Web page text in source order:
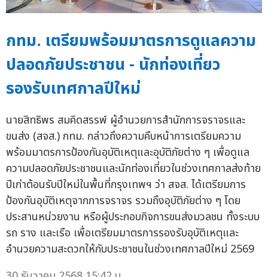
กทม. เตรียมพร้อมมาตรการดูแลความ
ปลอดภัยประชาชน - นักท่องเที่ยว
รองรับเทศกาลปีใหม่
นายสิทธิพร สมคิดสรรพ์ ผู้อำนวยการสำนักการจราจรและ
ขนส่ง (สจส.) กทม. กล่าวถึงความคืบหน้าการเตรียมความ
พร้อมมาตรการป้องกันอุบัติเหตุและอุบัติภัยต่าง ๆ เพื่อดูแล
ความปลอดภัยประชาชนและนักท่องเที่ยวในช่วงเทศกาลส่งท้าย
ปีเก่าต้อนรับปีใหม่ในพื้นที่กรุงเทพฯ ว่า สจส. ได้เตรียมการ
ป้องกันอุบัติเหตุจากการจราจร รวมถึงอุบัติภัยต่าง ๆ โดย
ประสานหน่วยงาน หรือผู้ประกอบกิจการขนส่งมวลชน ทั้งระบบ
รถ ราง และเรือ เพื่อเตรียมมาตรการรองรับอุบัติเหตุและ
อำนวยความสะดวกให้กับประชาชนในช่วงเทศกาลปีใหม่ 2569